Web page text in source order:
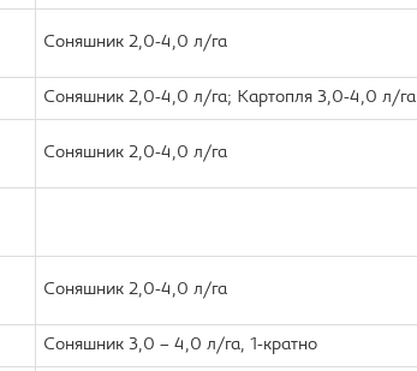
Соняшник 2,0-4,0 л/га
Соняшник 2,0-4,0 л/га; Картопля 3,0-4,0 л/га
Соняшник 2,0-4,0 л/га
Соняшник 2,0-4,0 л/га
Соняшник 3,0 – 4,0 л/га, 1-кратно